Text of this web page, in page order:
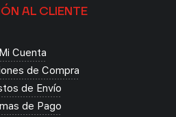
AL CLIENTE
Mi Cuenta
de Compra
de Envío
de Pago